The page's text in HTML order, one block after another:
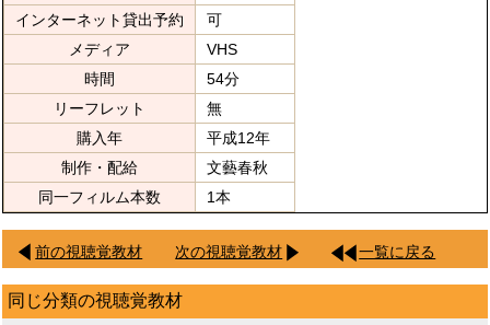
インターネット貸出予約
可
メディア
VHS
時間
54分
リーフレット
無
購入年
平成12年
制作・配給
文藝春秋
同一フィルム本数
1本
前の視聴覚教材 次の視聴覚教材 一覧に戻る
同じ分類の視聴覚教材